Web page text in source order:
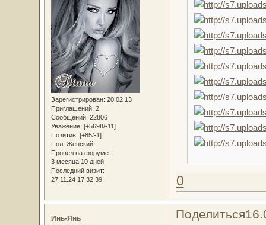
Зарегистрирован: 20.02.13
Приглашений: 2
Сообщений: 22806
Уважение: [+5698/-11]
Позитив: [+85/-1]
Пол: Женский
Провел на форуме:
3 месяца 10 дней
Последний визит:
27.11.24 17:32:39
0
Поделиться
Инь-Янь